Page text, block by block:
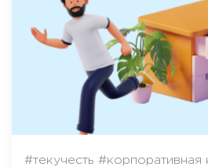
#текучесть #корпоративная